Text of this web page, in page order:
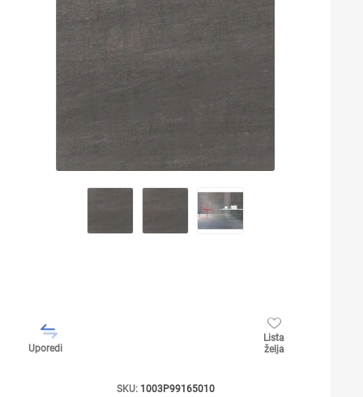
Uporedi
Lista
želja
SKU: 1003P99165010